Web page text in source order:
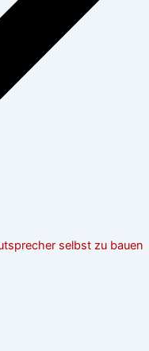
selbst zu bauen